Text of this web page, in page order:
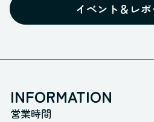
イベント＆レ
INFORMATION
営業時間